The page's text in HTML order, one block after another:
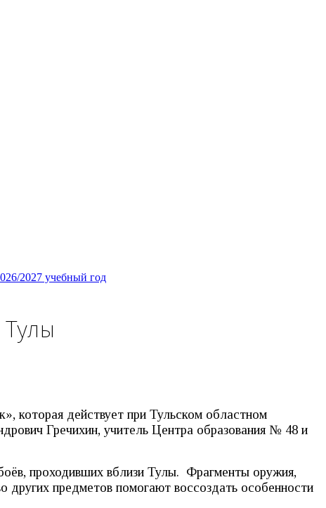
2027 учебный год
которая действует при Тульском областном
Гречихин, учитель Центра образования № 48 и
проходивших вблизи Тулы. Фрагменты оружия,
предметов помогают воссоздать особенности